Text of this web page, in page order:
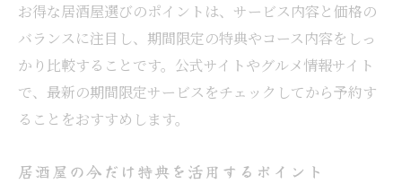
お得な居酒屋選びのポイントは、サービス内容と価格の
バランスに注目し、期間限定の特典やコース内容をしっ
かり比較することです。公式サイトやグルメ情報サイト
で、最新の期間限定サービスをチェックしてから予約す
ることをおすすめします。
居酒屋の今だけ特典を活用するポイント